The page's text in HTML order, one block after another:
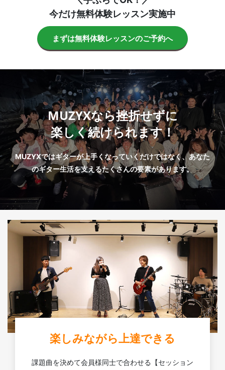
今だけ無料体験レッスン実施中
まずは無料体験レッスンのご予約へ
MUZYXなら挫折せずに
楽しく続けられます！
MUZYXではギターが上手くなっていくだけではなく、あなた
のギター生活を支えるたくさんの要素があります。
楽しみながら上達できる
課題曲を決めて会員様同士で合わせる【セッション